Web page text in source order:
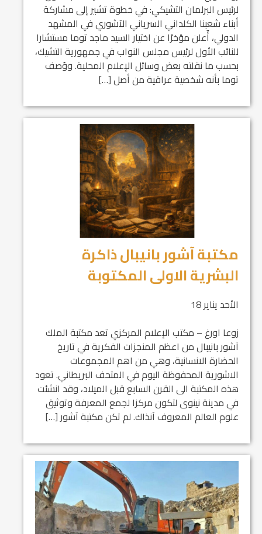
لرئيس البرلمان التشيكي: في خطوة تشير إلى مشاركة
أبناء شعبنا الكلداني السرياني الآشوري في المشهد
الدولي، أٌعلن مؤخرًا عن اختيار السيد ماجد توما مستشارا
للنائب الأول لرئيس مجلس النواب في جمهورية التشيك،
بحسب ما نقلته بعض وسائل الإعلام المحلية. ووُصف
توما بأنه شخصية عراقية من أصل […]
مكتبة آشور بانيبال ذاكرة
البشرية الاولى المكتوبة
الأحد يناير 18
زوعا اورغ – مكتب الإعلام المركزي تعد مكتبة الملك
آشور بانيبال من اعظم المنجزات الفكرية في تاريخ
الحضارة الانسانية، وهي من اهم المجموعات
الاشورية المحفوظة اليوم في المتحف البريطاني. تعود
هذه المكتبة الى القرن السابع قبل الميلاد، وقد انشئت
في مدينة نينوى لتكون مركزا لجمع المعرفة وتوثيق
علوم العالم المعروف آنذاك. لم تكن مكتبة آشور […]